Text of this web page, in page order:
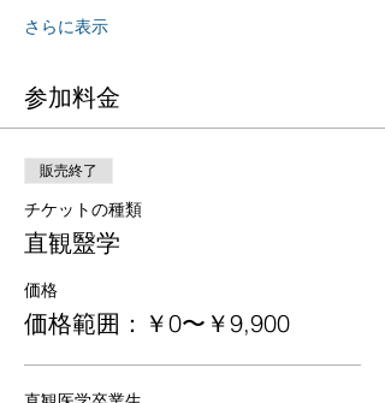
さらに表示
参加料金
販売終了
チケットの種類
直観毉学
価格
価格範囲：￥0〜￥9,900